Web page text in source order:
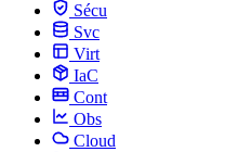
Sécu
Svc
Virt
IaC
Cont
Obs
Cloud